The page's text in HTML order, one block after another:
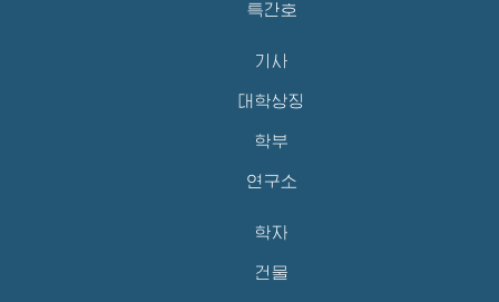
특간호
기사
대학상징
학부
연구소
학자
건물